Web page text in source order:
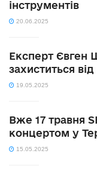
інструментів
20.06.2025
Експерт Євген
захиститься
19.05.2025
Вже 17 травня
концертом у
15.05.2025